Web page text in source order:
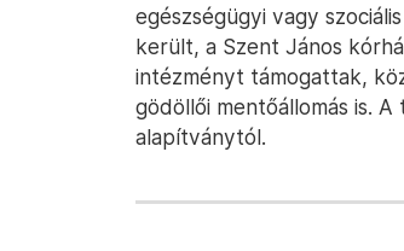
egészségügyi vagy
került, a Szent János
intézményt támogattak,
gödöllői mentőállomás is.
alapítványtól.